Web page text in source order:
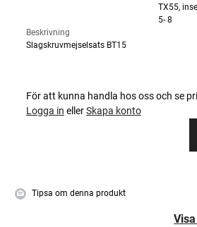
TX55,
5- 8
Beskrivning
Slagskruvmejselsats BT15
För att kunna handla hos oss och se
Logga in ellerSkapa konto
Tipsa om denna produkt